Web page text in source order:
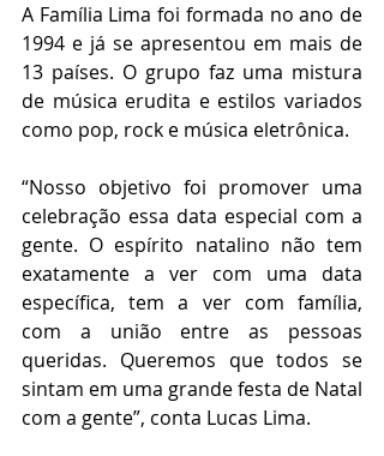
A Família Lima foi formada no ano de
1994 e já se apresentou em mais de
13 países. O grupo faz uma mistura
de música erudita e estilos variados
como pop, rock e música eletrônica.
“Nosso objetivo foi promover uma
celebração essa data especial com a
gente. O espírito natalino não tem
exatamente a ver com uma data
específica, tem a ver com família,
com a união entre as pessoas
queridas. Queremos que todos se
sintam em uma grande festa de Natal
com a gente”, conta Lucas Lima.